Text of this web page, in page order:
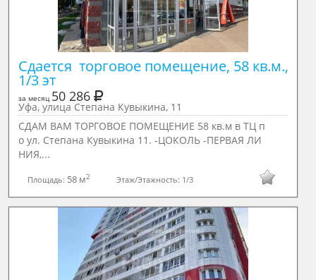
Сдается  торговое помещение, 58 кв.м.,
1/3 эт
за месяц 50 286
Уфа, улица Степана Кувыкина, 11
СДАМ ВАМ ТОРГОВОЕ ПОМЕЩЕНИЕ 58 кв.м в ТЦ п
о ул. Степана Кувыкина 11. -ЦОКОЛЬ -ПЕРВАЯ ЛИ
НИЯ,...
Площадь: 58 м2 Этаж/Этажность: 1/3